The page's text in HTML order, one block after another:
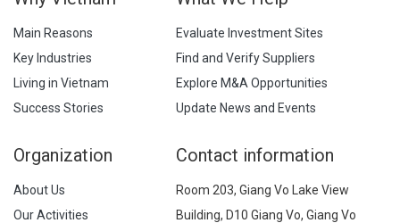
Main Reasons
Key Industries
Living in Vietnam
Success Stories
Evaluate Investment Sites
Find and Verify Suppliers
Explore M&A Opportunities
Update News and Events
Organization
About Us
Our Activities
Contact information
Room 203, Giang Vo Lake View
Building, D10 Giang Vo, Giang Vo